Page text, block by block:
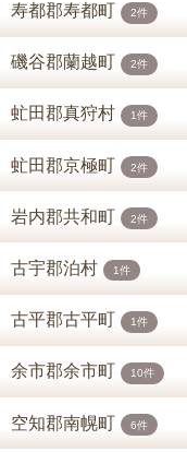
寿都郡寿都町 2件
磯谷郡蘭越町 2件
虻田郡真狩村 1件
虻田郡京極町 2件
岩内郡共和町 2件
古宇郡泊村 1件
古平郡古平町 1件
余市郡余市町 10件
空知郡南幌町 6件